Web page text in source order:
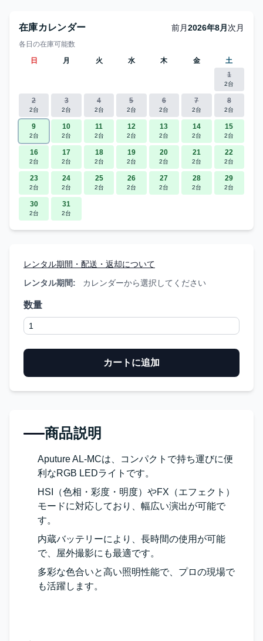
在庫カレンダー 前月2026年8月 次月
各日の在庫可能数
日
月 火 水 木 金
土
1
2台
2
2台
3
2台
4
2台
5
2台
6
2台
7
2台
8
2台
9
2台
10
2台
11
2台
12
2台
13
2台
14
2台
15
2台
16
2台
17
2台
18
2台
19
2台
20
2台
21
2台
22
2台
23
2台
24
2台
25
2台
26
2台
27
2台
28
2台
29
2台
30
2台
31
2台
レンタル期間・配送・返却について
レンタル期間:
カレンダーから選択してください
数量
カートに追加
商品説明
Aputure AL-MCは、コンパクトで持ち運びに便
利なRGB LEDライトです。
HSI（色相・彩度・明度）やFX（エフェクト）
モードに対応しており、幅広い演出が可能で
す。
内蔵バッテリーにより、長時間の使用が可能
で、屋外撮影にも最適です。
多彩な色合いと高い照明性能で、プロの現場で
も活躍します。